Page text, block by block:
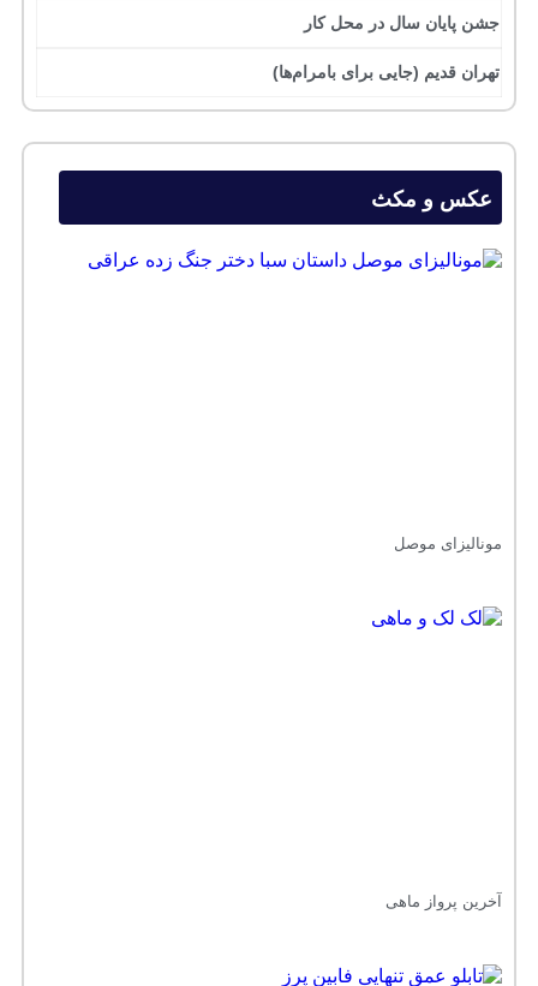
جشن پایان سال در محل کار
تهران قدیم (جایی برای بامرام‌ها)
عکس و مکث
مونالیزای موصل
آخرین پرواز ماهی